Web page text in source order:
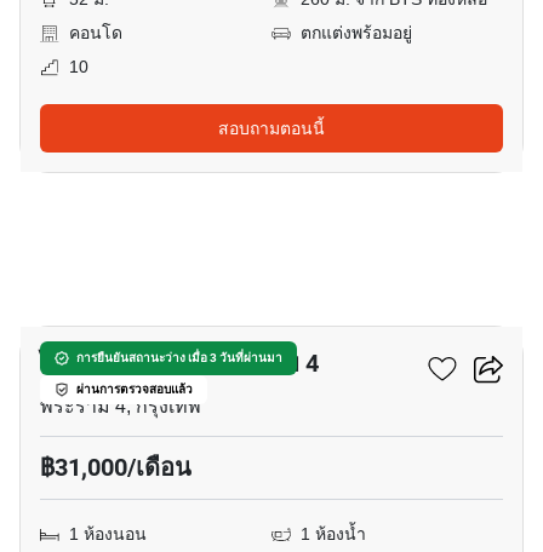
คอนโด
ตกแต่งพร้อมอยู่
10
สอบถามตอนนี้
การยืนยันสถานะว่าง เมื่อ 3 วันที่ผ่านมา
ผ่านการตรวจสอบแล้ว
ไอดีโอ สุขุมวิท - พระราม 4
พระราม 4, กรุงเทพ
฿31,000/เดือน
1 ห้องนอน
1 ห้องน้ำ